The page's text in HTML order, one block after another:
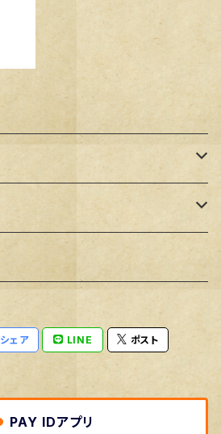
シェア LINE ポスト
PAY IDアプリ